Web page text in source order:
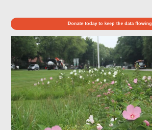
Donate today to keep the data flowing